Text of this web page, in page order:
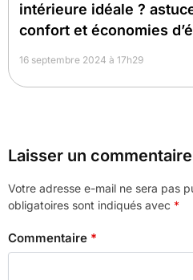
intérieure idéale ?
confort et économies
16 septembre 2024 à 17h29
Laisser un commentaire
Votre adresse e-mail ne sera pas
obligatoires sont indiqués avec *
Commentaire *